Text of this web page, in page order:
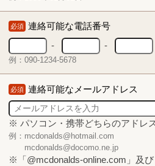
必須 連絡可能な電話番号
-
-
例：090-1234-5678
必須 連絡可能なメールアドレス
※ パソコン・携帯どちらのアドレ
例：mcdonalds@hotmail.com
mcdonalds@docomo.ne.jp
※「@mcdonalds-online.com」及